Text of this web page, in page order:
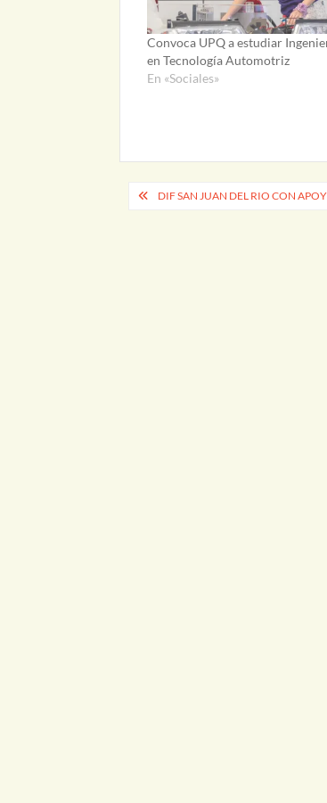
Convoca UPQ a estudiar
en Tecnología Automotriz
En «Sociales»
Navegación
DIF SAN JUAN DEL RIO CON